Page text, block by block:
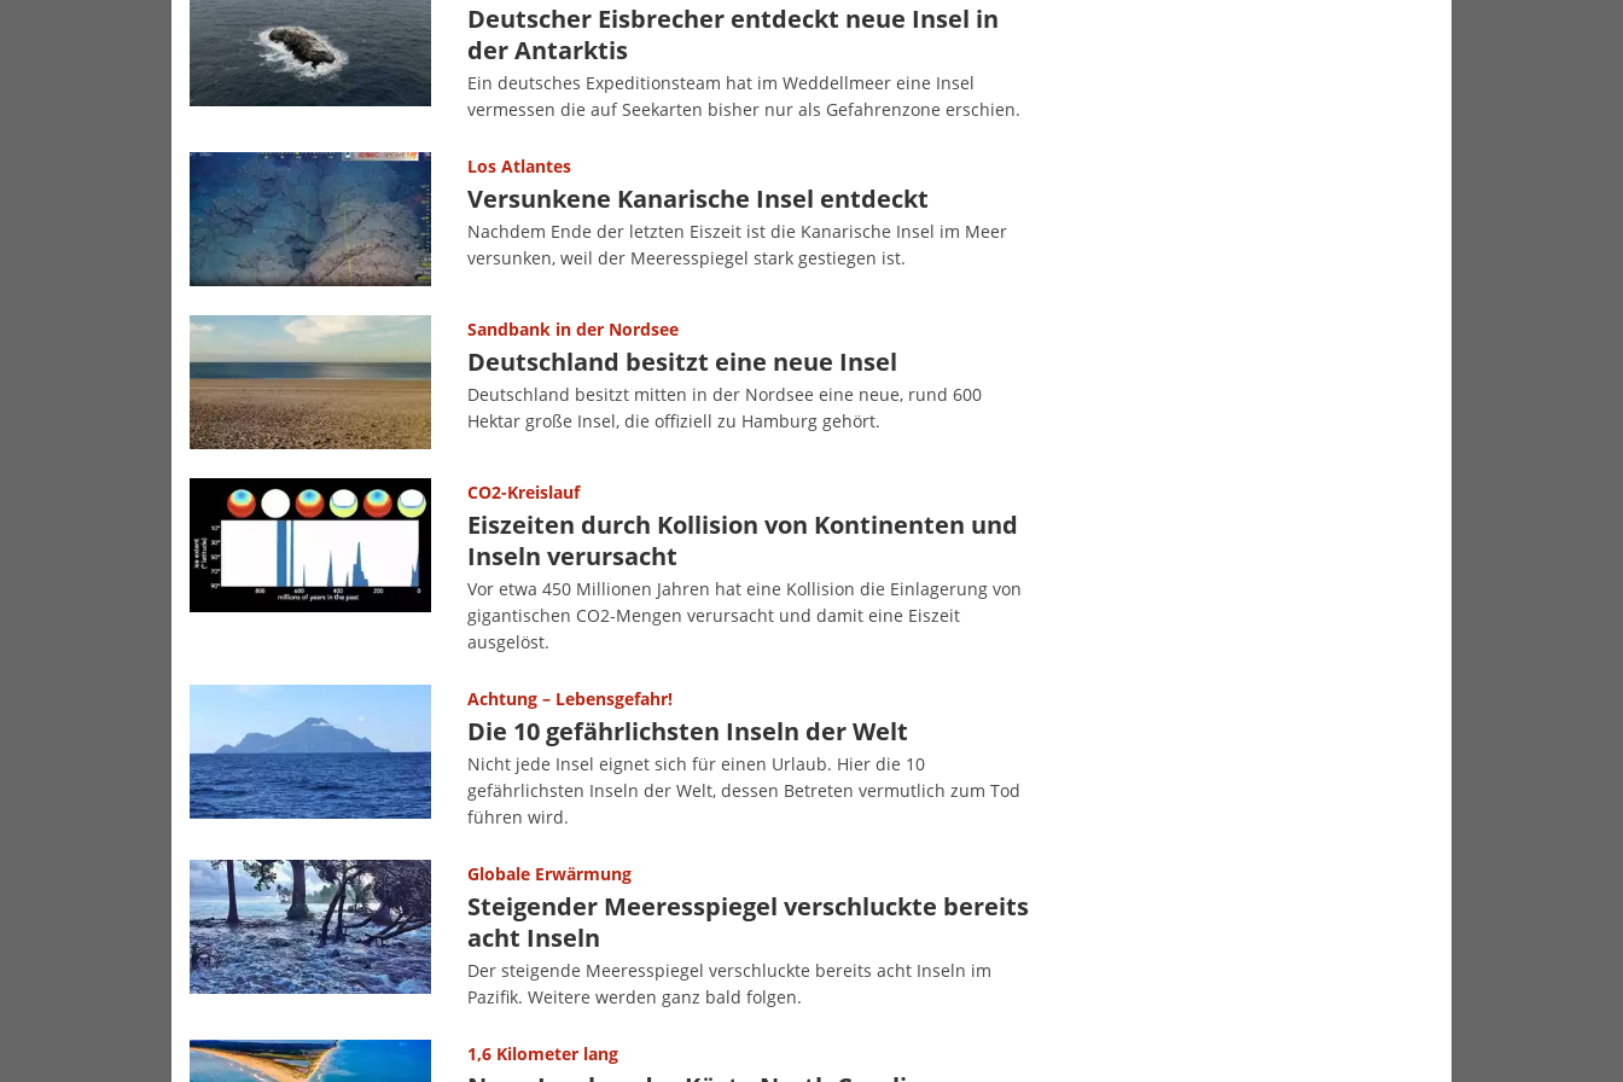
Deutscher Eisbrecher entdeckt neue Insel in
der Antarktis
Ein deutsches Expeditionsteam hat im Weddellmeer eine Insel
vermessen die auf Seekarten bisher nur als Gefahrenzone erschien.
Los Atlantes
Versunkene Kanarische Insel entdeckt
Nachdem Ende der letzten Eiszeit ist die Kanarische Insel im Meer
versunken, weil der Meeresspiegel stark gestiegen ist.
Sandbank in der Nordsee
Deutschland besitzt eine neue Insel
Deutschland besitzt mitten in der Nordsee eine neue, rund 600
Hektar große Insel, die offiziell zu Hamburg gehört.
CO2-Kreislauf
Eiszeiten durch Kollision von Kontinenten und
Inseln verursacht
Vor etwa 450 Millionen Jahren hat eine Kollision die Einlagerung von
gigantischen CO2-Mengen verursacht und damit eine Eiszeit
ausgelöst.
Achtung – Lebensgefahr!
Die 10 gefährlichsten Inseln der Welt
Nicht jede Insel eignet sich für einen Urlaub. Hier die 10
gefährlichsten Inseln der Welt, dessen Betreten vermutlich zum Tod
führen wird.
Globale Erwärmung
Steigender Meeresspiegel verschluckte bereits
acht Inseln
Der steigende Meeresspiegel verschluckte bereits acht Inseln im
Pazifik. Weitere werden ganz bald folgen.
1,6 Kilometer lang